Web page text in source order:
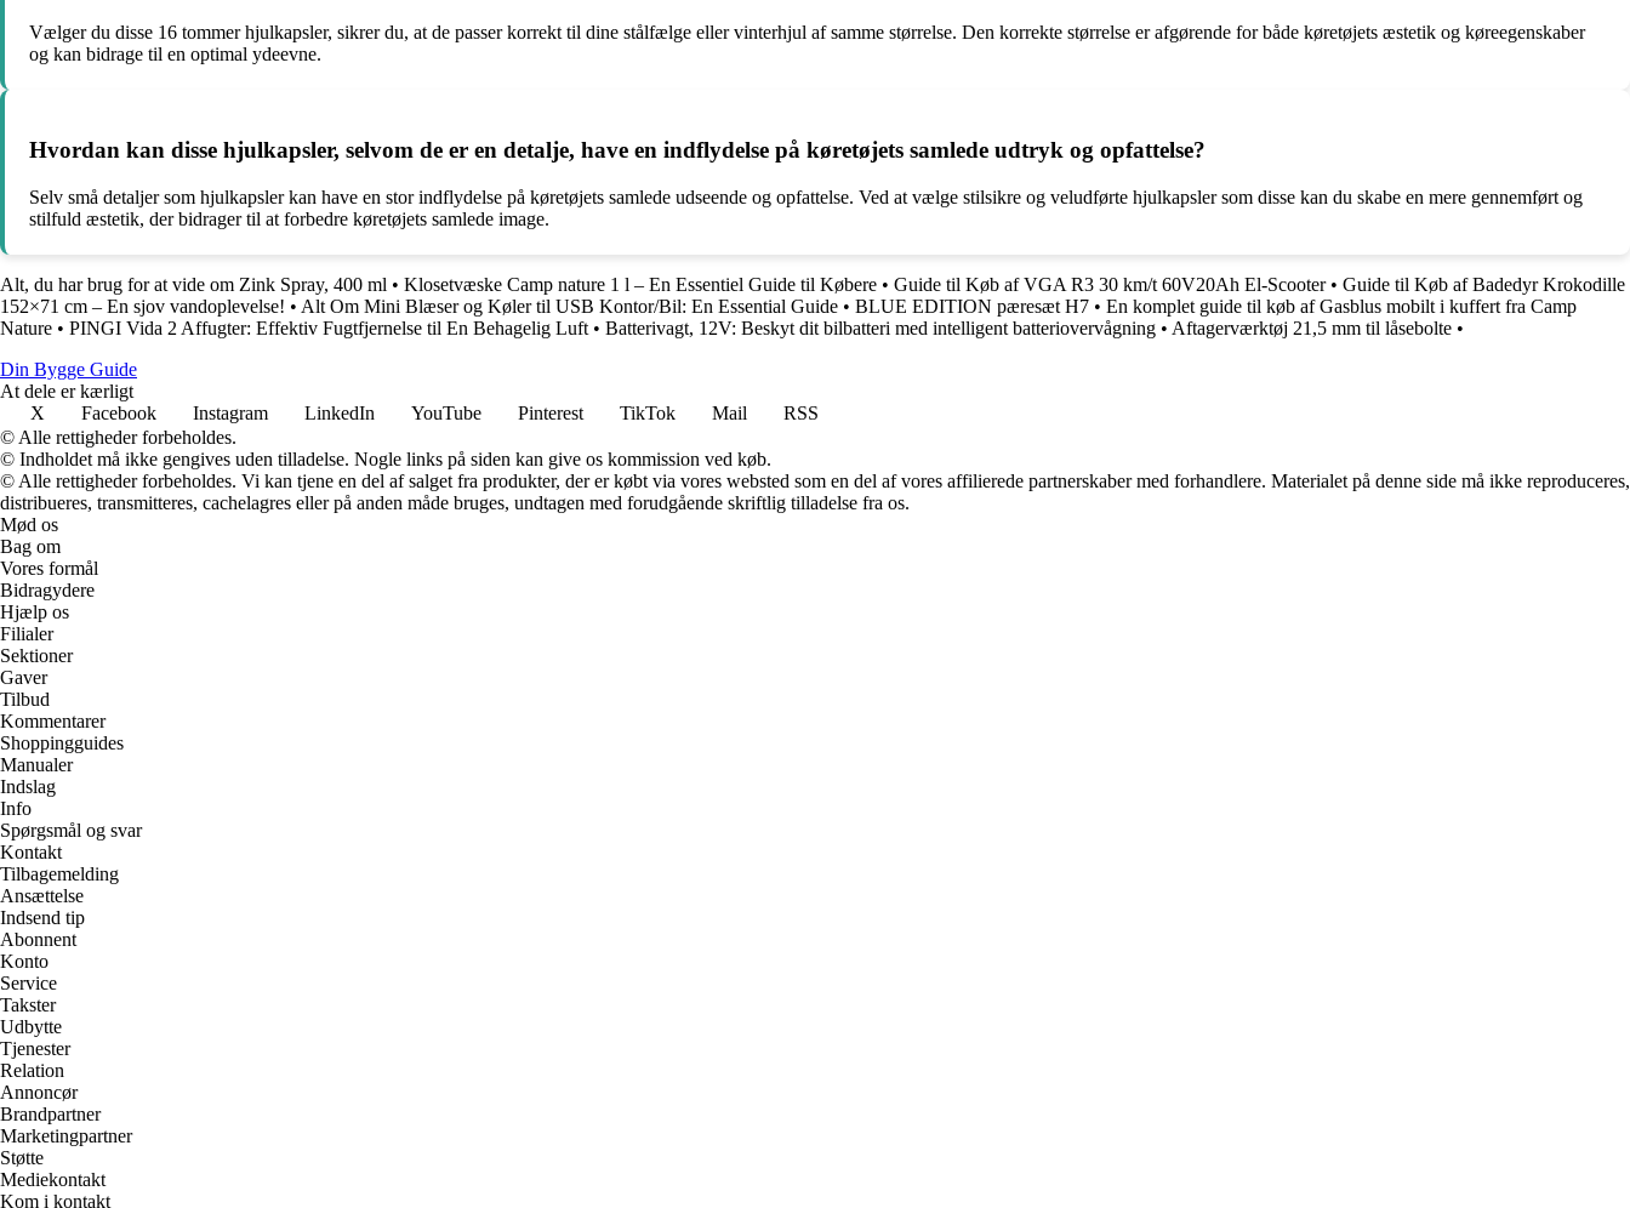
Vælger du disse 16 tommer hjulkapsler, sikrer du, at de passer korrekt til dine stålfælge eller vinterhjul af samme størrelse. Den korrekte størrelse er afgørende for både køretøjets æstetik og køreegenskaber
og kan bidrage til en optimal ydeevne.
Hvordan kan disse hjulkapsler, selvom de er en detalje, have en indflydelse på køretøjets samlede udtryk og opfattelse?
Selv små detaljer som hjulkapsler kan have en stor indflydelse på køretøjets samlede udseende og opfattelse. Ved at vælge stilsikre og veludførte hjulkapsler som disse kan du skabe en mere gennemført og
stilfuld æstetik, der bidrager til at forbedre køretøjets samlede image.
Alt, du har brug for at vide om Zink Spray, 400 ml • Klosetvæske Camp nature 1 l – En Essentiel Guide til Købere • Guide til Køb af VGA R3 30 km/t 60V20Ah El-Scooter• Guide til Køb af Badedyr Krokodille
152×71 cm – En sjov vandoplevelse! • Alt Om Mini Blæser og Køler til USB Kontor/Bil: En Essential Guide • BLUE EDITION pæresæt H7 • En komplet guide til køb af Gasblus mobilt i kuffert fra Camp
Nature • PINGI Vida 2 Affugter: Effektiv Fugtfjernelse til En Behagelig Luft • Batterivagt, 12V: Beskyt dit bilbatteri med intelligent batteriovervågning • Aftagerværktøj 21,5 mm til låsebolte •
Din Bygge Guide
At dele er kærligt
X
Facebook Instagram LinkedIn YouTube Pinterest TikTok Mail
RSS
© Alle rettigheder forbeholdes.
© Indholdet må ikke gengives uden tilladelse. Nogle links på siden kan give os kommission ved køb.
© Alle rettigheder forbeholdes. Vi kan tjene en del af salget fra produkter, der er købt via vores websted som en del af vores affilierede partnerskaber med forhandlere. Materialet på denne side må ikke reproduceres,
distribueres, transmitteres, cachelagres eller på anden måde bruges, undtagen med forudgående skriftlig tilladelse fra os.
Mød os
Bag om
Vores formål
Bidragydere
Hjælp os
Filialer
Sektioner
Gaver
Tilbud
Kommentarer
Shoppingguides
Manualer
Indslag
Info
Spørgsmål og svar
Kontakt
Tilbagemelding
Ansættelse
Indsend tip
Abonnent
Konto
Service
Takster
Udbytte
Tjenester
Relation
Annoncør
Brandpartner
Marketingpartner
Støtte
Mediekontakt
Kom i kontakt